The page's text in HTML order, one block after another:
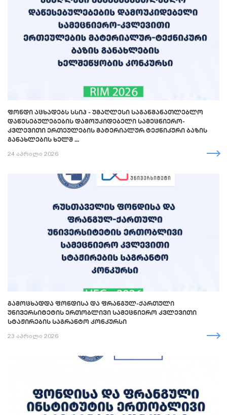
ᲤᲝᲜᲓᲘ ᲐᲪᲮᲐᲓᲔᲑᲡ ᲡᲡᲘᲞ - ᲣᲛᲐᲦᲚᲔᲡᲘ ᲡᲐᲒᲐᲜᲛᲐᲜᲐᲗᲚᲔᲑᲚᲝ
ᲓᲐᲬᲔᲡᲔᲑᲣᲚᲔᲑᲔᲑᲘᲡ ᲓᲐᲛᲝᲣᲙᲘᲓᲔᲑᲔᲚᲘ ᲡᲐᲛᲔᲪᲜᲘᲔᲠᲝ-
ᲙᲕᲚᲔᲕᲘᲗᲘ ᲔᲠᲗᲔᲣᲚᲔᲑᲘᲡ ᲛᲐᲢᲔᲠᲘᲐᲚᲣᲠ ᲢᲔᲥᲜᲘᲙᲣᲠᲘ ᲑᲐᲖᲘᲡ
ᲒᲐᲜᲐᲮᲚᲔᲑᲘᲡ ᲮᲔᲚᲨ ...
24 აპრილი 2026
ᲒᲐᲛᲝᲪᲮᲐᲓᲓᲐ ᲤᲝᲜᲓᲘᲡᲐ ᲓᲐ ᲤᲠᲐᲜᲒᲣᲚ-ᲥᲐᲠᲗᲣᲚᲘ
ᲣᲜᲘᲕᲔᲠᲡᲘᲢᲔᲢᲘᲡ ᲔᲠᲗᲝᲑᲚᲘᲕᲘ ᲡᲐᲛᲔᲪᲜᲘᲔᲠᲝ ᲙᲕᲚᲔᲕᲘᲗᲘ
ᲡᲢᲐᲟᲘᲠᲔᲑᲘᲡ ᲡᲐᲒᲠᲐᲜᲢᲝ ᲙᲝᲜᲙᲣᲠᲡᲘ
23 აპრილი 2026